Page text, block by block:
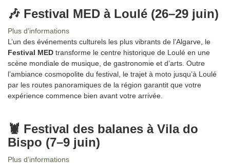
🎶 Festival MED à Loulé (26–29 juin)
Plus d’informations
L’un des événements culturels les plus vibrants de l’Algarve, le
Festival MED transforme le centre historique de Loulé en une
scène mondiale de musique, de gastronomie et d’arts. Outre
l’ambiance cosmopolite du festival, le trajet à moto jusqu’à Loulé
par les routes panoramiques de la région garantit que votre
expérience commence bien avant votre arrivée.
🦞 Festival des balanes à Vila do
Bispo (7–9 juin)
Plus d’informations